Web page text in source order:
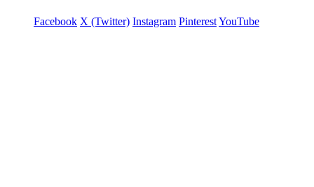
Facebook X (Twitter) Instagram PinterestYouTube